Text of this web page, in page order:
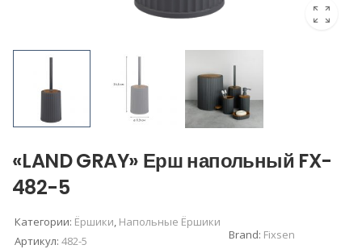
«LAND GRAY» Ерш напольный FX-
482-5
Категории: Ёршики, Напольные Ёршики
Артикул: 482-5 Brand: Fixsen